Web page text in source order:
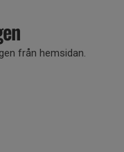
från hemsidan.